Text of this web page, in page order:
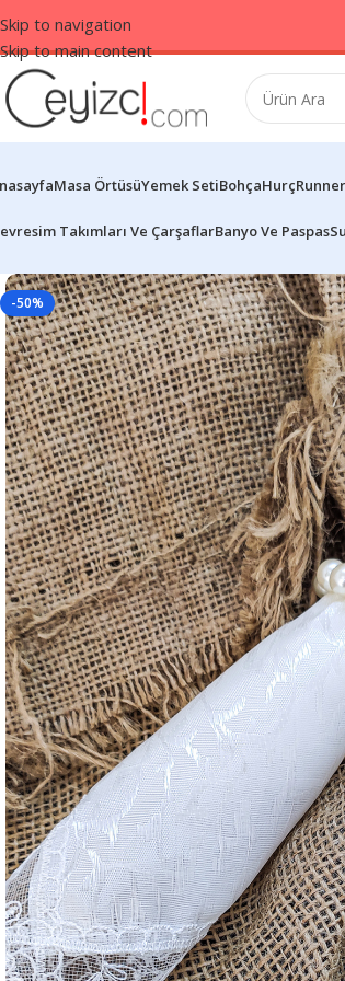
Skip to navigation
Skip to main content
Masa ÖrtüsüYemek SetiBohçaHurç
Takımları Ve ÇarşaflarBanyo Ve Paspas
-50%